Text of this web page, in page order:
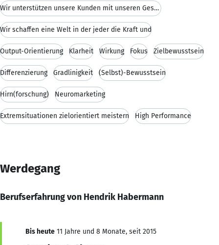
Wir unterstützen unsere Kunden mit unseren Gesells
Wir schaffen eine Welt in der jeder die Kraft und
Output-Orientierung Klarheit Wirkung Fokus Zielbewusstsein
Differenzierung Gradlinigkeit (Selbst)-Bewusstsein
Hirn(forschung) Neuromarketing
Extremsituationen zielorientiert meistern High Performance
Werdegang
Berufserfahrung von Hendrik Habermann
Bis heute 11 Jahre und 8 Monate, seit 2015